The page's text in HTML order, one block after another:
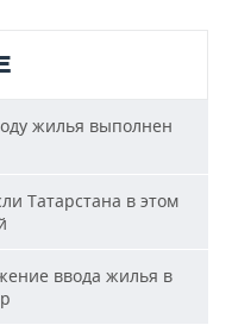
жилья выполнен
Татарстана в этом
ввода жилья в